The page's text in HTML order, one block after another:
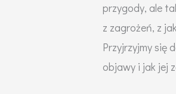
przygody, ale
z zagrożeń, z
Przyjrzyjmy się
objawy i jak jej